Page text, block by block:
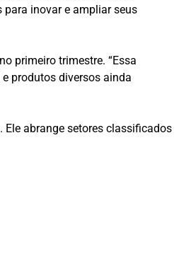
inovar e ampliar seus
primeiro trimestre. “Essa
produtos diversos ainda
abrange setores classificados